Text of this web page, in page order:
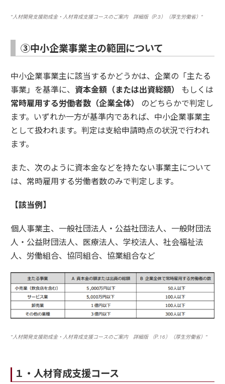
"人材開発支援助成金・人材育成支援コースのご案内 詳細版（P.3）（厚生労働省）"
③中小企業事業主の範囲について
中小企業事業主に該当するかどうかは、企業の「主たる
事業」を基準に、 資本金額（または出資総額）
もしくは
常時雇用する労働者数（企業全体）
のどちらかで判定し
ます。いずれか一方が基準内であれば、中小企業事業主
として扱われます。判定は支給申請時点の状況で行われ
ます。
また、次のように資本金などを持たない事業主について
は、常時雇用する労働者数のみで判定します。
【該当例】
個人事業主、一般社団法人・公益社団法人、一般財団法
人・公益財団法人、医療法人、学校法人、社会福祉法
人、労働組合、協同組合、協業組合など
"人材開発支援助成金・人材育成支援コースのご案内 詳細版 （P.16）（厚生労働省）"
１・人材育成支援コース